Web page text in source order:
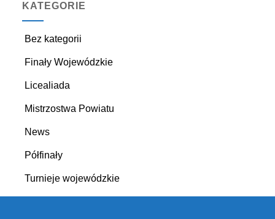
KATEGORIE
Bez kategorii
Finały Wojewódzkie
Licealiada
Mistrzostwa Powiatu
News
Półfinały
Turnieje wojewódzkie